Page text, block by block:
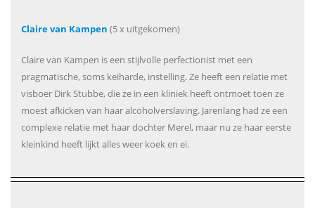
Claire van Kampen (5 x uitgekomen)
Claire van Kampen is een stijlvolle perfectionist met een
pragmatische, soms keiharde, instelling. Ze heeft een relatie met
visboer Dirk Stubbe, die ze in een kliniek heeft ontmoet toen ze
moest afkicken van haar alcoholverslaving. Jarenlang had ze een
complexe relatie met haar dochter Merel, maar nu ze haar eerste
kleinkind heeft lijkt alles weer koek en ei.